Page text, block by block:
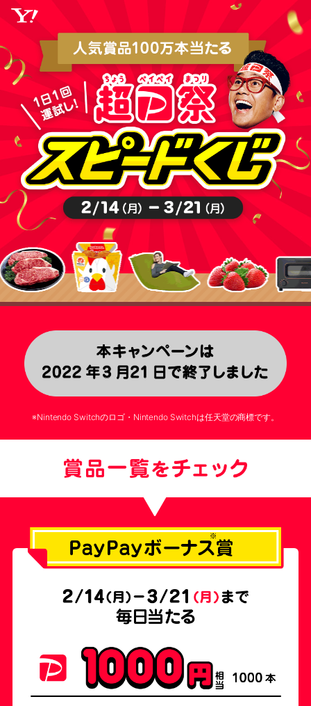
※Nintendo Switchのロゴ・Nintendo Switchは任天堂の商標です。